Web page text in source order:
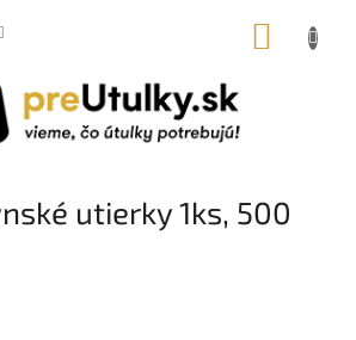
utierky 1ks, 500